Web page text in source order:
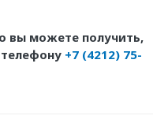
вы можете получить,
+7 (4212) 75-